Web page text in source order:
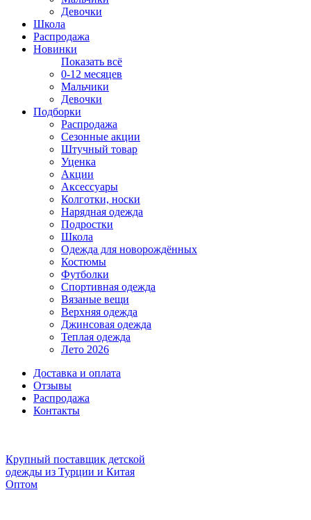
Девочки
Школа
Распродажа
Новинки
Показать всё
0-12 месяцев
Мальчики
Девочки
Подборки
Распродажа
Сезонные акции
Штучный товар
Уценка
Акции
Аксессуары
Колготки, носки
Нарядная одежда
Подростки
Школа
Одежда для новорождённых
Костюмы
Футболки
Спортивная одежда
Вязаные вещи
Верхняя одежда
Джинсовая одежда
Теплая одежда
Лето 2026
Доставка и оплата
Отзывы
Распродажа
Контакты
Крупный поставщик детской
одежды из Турции и Китая
Оптом